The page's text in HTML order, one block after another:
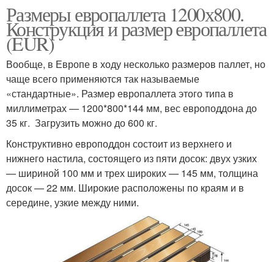
Размеры европаллета 1200х800.
Конструкция и размер европаллета
(EUR)
Вообще, в Европе в ходу несколько размеров паллет, но
чаще всего применяются так называемые
«стандартные». Размер европаллета этого типа в
миллиметрах — 1200*800*144 мм, вес европоддона до
35 кг. Загрузить можно до 600 кг.
Конструктивно европоддон состоит из верхнего и
нижнего настила, состоящего из пяти досок: двух узких
— шириной 100 мм и трех широких — 145 мм, толщина
досок — 22 мм. Широкие расположены по краям и в
середине, узкие между ними.